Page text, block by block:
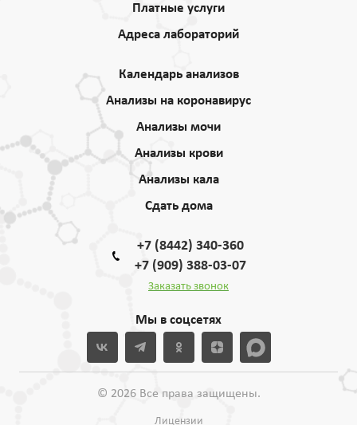
Платные услуги
Адреса лабораторий
Календарь анализов
Анализы на коронавирус
Анализы мочи
Анализы крови
Анализы кала
Сдать дома
+7 (8442) 340-360
+7 (909) 388-03-07
Заказать звонок
Мы в соцсетях
© 2026 Все права защищены.
Лицензии